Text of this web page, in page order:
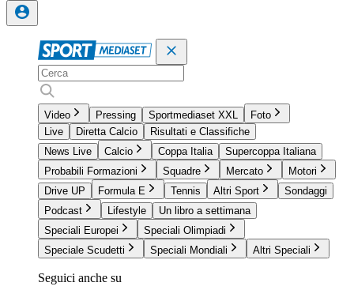
Video Pressing Sportmediaset XXL
Foto
Live
Diretta Calcio
Risultati e Classifiche
News Live
Calcio Coppa Italia
Supercoppa Italiana
Probabili Formazioni
Squadre Mercato
Motori
Drive UP
Formula E Tennis Altri Sport
Sondaggi
Podcast
Lifestyle
Un libro a settimana
Speciali Europei
Speciali Olimpiadi
Speciale Scudetti
Speciali Mondiali Altri Speciali
Seguici anche su